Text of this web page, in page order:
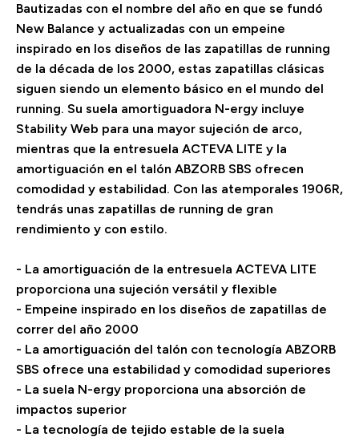
Bautizadas con el nombre del año en que se fundó
New Balance y actualizadas con un empeine
inspirado en los diseños de las zapatillas de running
de la década de los 2000, estas zapatillas clásicas
siguen siendo un elemento básico en el mundo del
running. Su suela amortiguadora N-ergy incluye
Stability Web para una mayor sujeción de arco,
mientras que la entresuela ACTEVA LITE y la
amortiguación en el talón ABZORB SBS ofrecen
comodidad y estabilidad. Con las atemporales 1906R,
tendrás unas zapatillas de running de gran
rendimiento y con estilo.
- La amortiguación de la entresuela ACTEVA LITE
proporciona una sujeción versátil y flexible
- Empeine inspirado en los diseños de zapatillas de
correr del año 2000
- La amortiguación del talón con tecnología ABZORB
SBS ofrece una estabilidad y comodidad superiores
- La suela N-ergy proporciona una absorción de
impactos superior
- La tecnología de tejido estable de la suela